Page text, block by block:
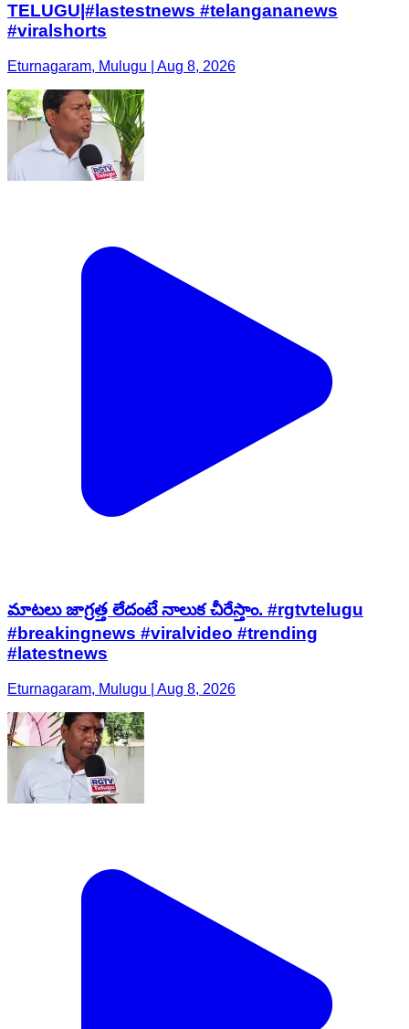
TELUGU|#lastestnews #telangananews
#viralshorts
Eturnagaram, Mulugu | Aug 8, 2026
మాటలు జాగ్రత్త లేదంటే నాలుక చీరేస్తాం. #rgtvtelugu
#breakingnews #viralvideo #trending
#latestnews
Eturnagaram, Mulugu | Aug 8, 2026